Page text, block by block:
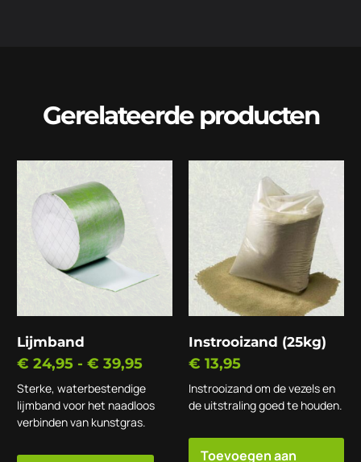
Gerelateerde producten
Lijmband
€ 24,95 - € 39,95
Sterke, waterbestendige
lijmband voor het naadloos
verbinden van kunstgras.
Instrooizand (25kg)
€ 13,95
Instrooizand om de vezels en
de uitstraling goed te houden.
Toevoegen aan